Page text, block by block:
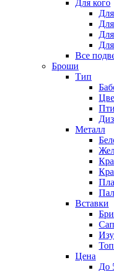
Для кого
Все
Броши
Тип
Металл
Вставки
Цена
До